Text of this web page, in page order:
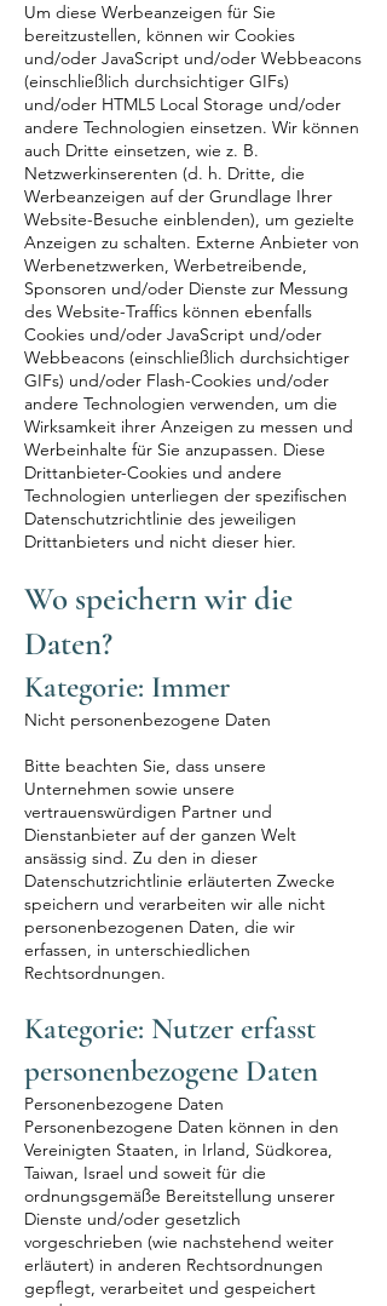
Um diese Werbeanzeigen für Sie
bereitzustellen, können wir Cookies
und/oder JavaScript und/oder Webbeacons
(einschließlich durchsichtiger GIFs)
und/oder HTML5 Local Storage und/oder
andere Technologien einsetzen. Wir können
auch Dritte einsetzen, wie z. B.
Netzwerkinserenten (d. h. Dritte, die
Werbeanzeigen auf der Grundlage Ihrer
Website-Besuche einblenden), um gezielte
Anzeigen zu schalten. Externe Anbieter von
Werbenetzwerken, Werbetreibende,
Sponsoren und/oder Dienste zur Messung
des Website-Traffics können ebenfalls
Cookies und/oder JavaScript und/oder
Webbeacons (einschließlich durchsichtiger
GIFs) und/oder Flash-Cookies und/oder
andere Technologien verwenden, um die
Wirksamkeit ihrer Anzeigen zu messen und
Werbeinhalte für Sie anzupassen. Diese
Drittanbieter-Cookies und andere
Technologien unterliegen der spezifischen
Datenschutzrichtlinie des jeweiligen
Drittanbieters und nicht dieser hier.
Wo speichern wir die
Daten?
Kategorie: Immer
Nicht personenbezogene Daten
Bitte beachten Sie, dass unsere
Unternehmen sowie unsere
vertrauenswürdigen Partner und
Dienstanbieter auf der ganzen Welt
ansässig sind. Zu den in dieser
Datenschutzrichtlinie erläuterten Zwecke
speichern und verarbeiten wir alle nicht
personenbezogenen Daten, die wir
erfassen, in unterschiedlichen
Rechtsordnungen.
Kategorie: Nutzer erfasst
personenbezogene Daten
Personenbezogene Daten
Personenbezogene Daten können in den
Vereinigten Staaten, in Irland, Südkorea,
Taiwan, Israel und soweit für die
ordnungsgemäße Bereitstellung unserer
Dienste und/oder gesetzlich
vorgeschrieben (wie nachstehend weiter
erläutert) in anderen Rechtsordnungen
gepflegt, verarbeitet und gespeichert